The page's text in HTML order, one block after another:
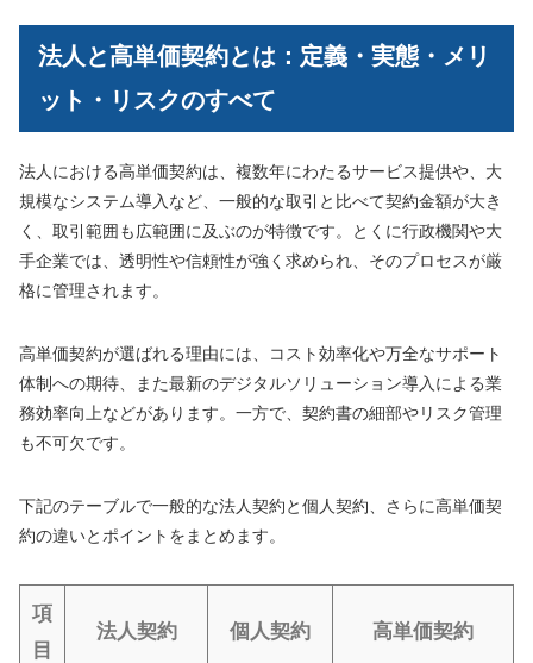
法人と高単価契約とは：定義・実態・メリ
ット・リスクのすべて
法人における高単価契約は、複数年にわたるサービス提供や、大
規模なシステム導入など、一般的な取引と比べて契約金額が大き
く、取引範囲も広範囲に及ぶのが特徴です。とくに行政機関や大
手企業では、透明性や信頼性が強く求められ、そのプロセスが厳
格に管理されます。
高単価契約が選ばれる理由には、コスト効率化や万全なサポート
体制への期待、また最新のデジタルソリューション導入による業
務効率向上などがあります。一方で、契約書の細部やリスク管理
も不可欠です。
下記のテーブルで一般的な法人契約と個人契約、さらに高単価契
約の違いとポイントをまとめます。
項
目
法人契約 個人契約 高単価契約